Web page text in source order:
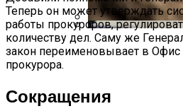
Трампа: Что
Кризис
Стало
Погибло С
Теперь он может утверждать
работы прокуроров,
количеству дел. Саму же
закон переименовывает в Офис
прокурора.
Сокращения